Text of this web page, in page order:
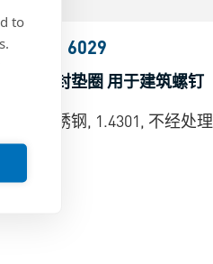
to
BN 6029
密封垫圈 用于建筑螺钉
不锈钢, 1.4301, 不经处理